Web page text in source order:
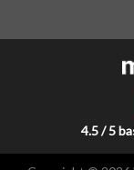
4.5 / 5